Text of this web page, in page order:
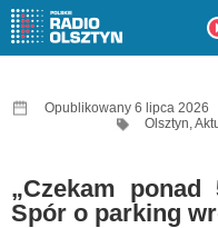
Opublikowany 6 lipca 2026
Olsztyn,
„Czekam
Spór o parking